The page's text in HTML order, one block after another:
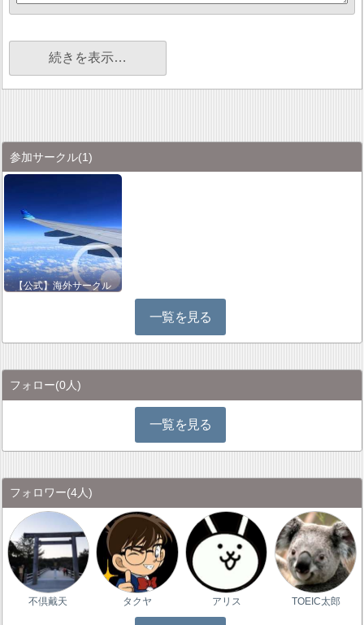
続きを表示…
参加サークル(1)
【公式】海外サークル
一覧を見る
フォロー(0人)
一覧を見る
フォロワー(4人)
不倶戴天 タクヤ アリス TOEIC太郎